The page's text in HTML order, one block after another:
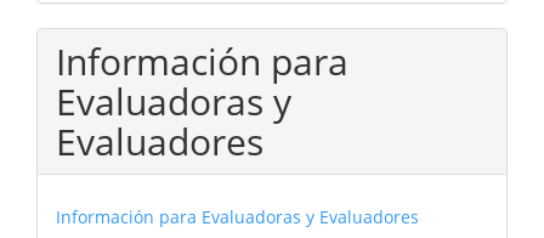
Información para
Evaluadoras y
Evaluadores
Información para Evaluadoras y Evaluadores